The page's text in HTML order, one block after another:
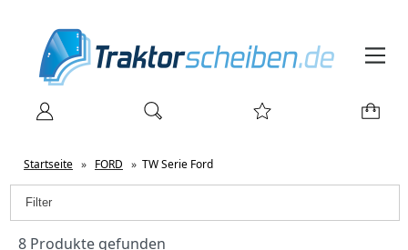
Startseite » FORD » TW Serie Ford
Filter
8 Produkte gefunden